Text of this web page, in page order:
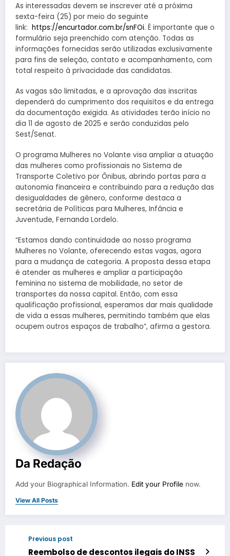
As interessadas devem se inscrever até a próxima
sexta-feira (25) por meio do seguinte
link: https://encurtador.com.br/snFOi. É importante que o
formulário seja preenchido com atenção. Todas as
informações fornecidas serão utilizadas exclusivamente
para fins de seleção, contato e acompanhamento, com
total respeito à privacidade das candidatas.
As vagas são limitadas, e a aprovação das inscritas
dependerá do cumprimento dos requisitos e da entrega
da documentação exigida. As atividades terão início no
dia 11 de agosto de 2025 e serão conduzidas pelo
Sest/Senat.
O programa Mulheres no Volante visa ampliar a atuação
das mulheres como profissionais no Sistema de
Transporte Coletivo por Ônibus, abrindo portas para a
autonomia financeira e contribuindo para a redução das
desigualdades de gênero, conforme destaca a
secretária de Políticas para Mulheres, Infância e
Juventude, Fernanda Lordelo.
“Estamos dando continuidade ao nosso programa
Mulheres no Volante, oferecendo estas vagas, agora
para a mudança de categoria. A proposta dessa etapa
é atender as mulheres e ampliar a participação
feminina no sistema de mobilidade, no setor de
transportes da nossa capital. Então, com essa
qualificação profissional, esperamos dar mais qualidade
de vida a essas mulheres, permitindo também que elas
ocupem outros espaços de trabalho”, afirma a gestora.
Da Redação
Add your Biographical Information. Edit your Profile now.
View All Posts
Previous post
Reembolso de descontos ilegais do INSS